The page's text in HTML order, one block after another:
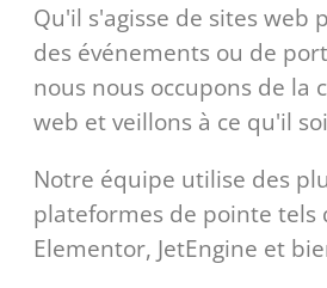
Qu'il s'agisse de sites web
des événements ou de
nous nous occupons de la
web et veillons à ce qu'il
Notre équipe utilise des
plateformes de pointe tels
Elementor, JetEngine et